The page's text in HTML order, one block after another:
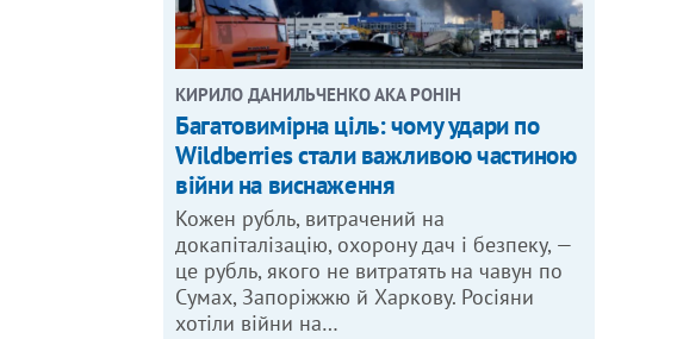
КИРИЛО ДАНИЛЬЧЕНКО АКА РОНІН
Багатовимірна ціль: чому удари по
Wildberries стали важливою частиною
війни на виснаження
Кожен рубль, витрачений на
докапіталізацію, охорону дач і безпеку, —
це рубль, якого не витратять на чавун по
Сумах, Запоріжжю й Харкову. Росіяни
хотіли війни на…